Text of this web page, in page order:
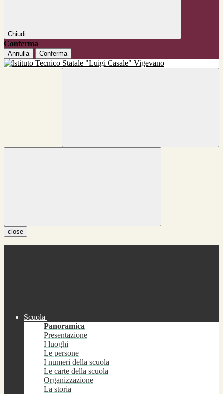
Chiudi
Conferma
Annulla Conferma
close
Scuola
Panoramica
Presentazione
I luoghi
Le persone
I numeri della scuola
Le carte della scuola
Organizzazione
La storia